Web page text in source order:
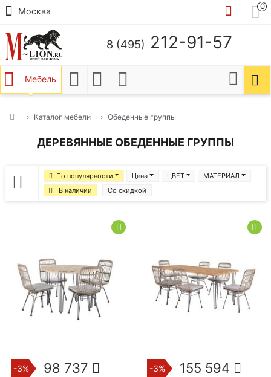
Москва
0
8 (495) 212-91-57
Мебель
Каталог мебели Обеденные группы
ДЕРЕВЯННЫЕ ОБЕДЕННЫЕ ГРУППЫ
По популярности
Цена
В наличии
Со скидкой
ЦВЕТ МАТЕРИАЛ
-3% 98 737 -3% 155 594